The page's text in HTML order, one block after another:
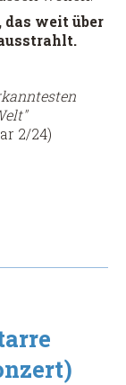
das weit über
2/24)